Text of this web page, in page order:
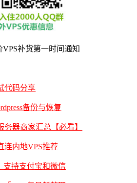
补货第一时间通知
代码分享
备份与恢复
务器商家汇总【必看】
连内地VPS推荐
支持支付宝和微信